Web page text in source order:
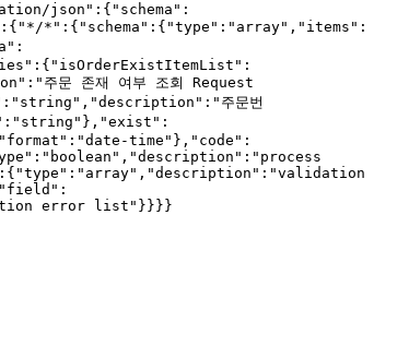
json":{"schema":
*":{"schema":{"type":"array","items":
주문 존재 여부 조회 Request
주문번
time"},"code":
error list"}}}}